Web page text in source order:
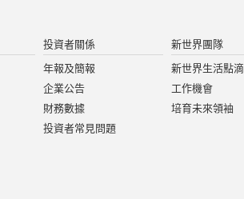
投資者關係
年報及簡報
企業公告
財務數據
投資者常見問題
新世界團隊
新世界生活點滴
工作機會
培育未來領袖